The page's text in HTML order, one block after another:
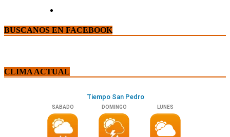
BUSCANOS EN FACEBOOK
CLIMA ACTUAL